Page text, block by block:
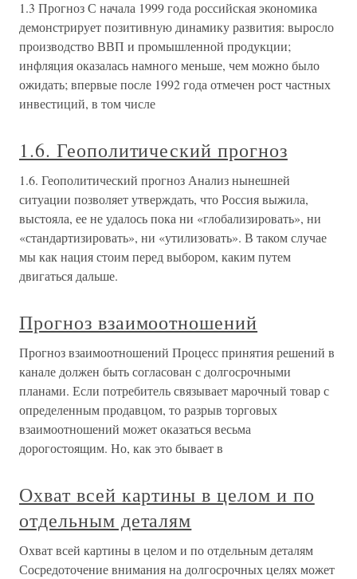
1.3 Прогноз С начала 1999 года российская экономика
демонстрирует позитивную динамику развития: выросло
производство ВВП и промышленной продукции;
инфляция оказалась намного меньше, чем можно было
ожидать; впервые после 1992 года отмечен рост частных
инвестиций, в том числе
1.6. Геополитический прогноз
1.6. Геополитический прогноз Анализ нынешней
ситуации позволяет утверждать, что Россия выжила,
выстояла, ее не удалось пока ни «глобализировать», ни
«стандартизировать», ни «утилизовать». В таком случае
мы как нация стоим перед выбором, каким путем
двигаться дальше.
Прогноз взаимоотношений
Прогноз взаимоотношений Процесс принятия решений в
канале должен быть согласован с долгосрочными
планами. Если потребитель связывает марочный товар с
определенным продавцом, то разрыв торговых
взаимоотношений может оказаться весьма
дорогостоящим. Но, как это бывает в
Охват всей картины в целом и по
отдельным деталям
Охват всей картины в целом и по отдельным деталям
Сосредоточение внимания на долгосрочных целях может